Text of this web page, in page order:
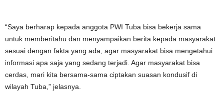
“Saya berharap kepada anggota PWI Tuba bisa bekerja sama
untuk memberitahu dan menyampaikan berita kepada masyarakat
sesuai dengan fakta yang ada, agar masyarakat bisa mengetahui
informasi apa saja yang sedang terjadi. Agar masyarakat bisa
cerdas, mari kita bersama-sama ciptakan suasan kondusif di
wilayah Tuba,” jelasnya.